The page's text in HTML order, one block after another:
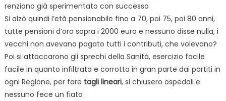
renziano già sperimentato con successo
Si alzò quindi l’età pensionabile fino a 70, poi 75, poi 80 anni,
tutte pensioni d’oro sopra i 2000 euro e nessuno disse nulla, i
vecchi non avevano pagato tutti i contributi, che volevano?
Poi si attaccarono gli sprechi della Sanità, esercizio facile
facile in quanto infiltrata e corrotta in gran parte dai partiti in
ogni Regione, per fare tagli lineari, si chiusero ospedali e
nessuno fece un fiato